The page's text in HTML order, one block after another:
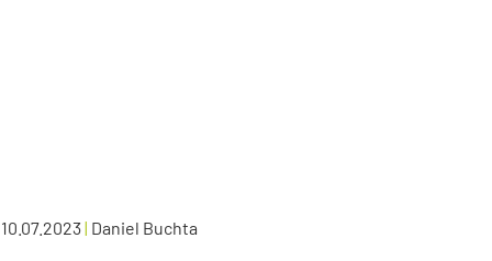
10.07.2023| Daniel Buchta